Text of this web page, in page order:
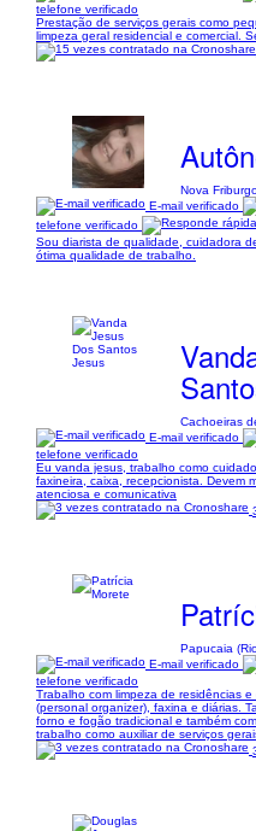
telefone verificado
Prestação de serviços gerais como
limpeza geral residencial e comercial.
Nova
E-mail verificado
telefone verificado
Sou diarista de qualidade, cuidadora
ótima qualidade de trabalho.
Cachoeiras
E-mail verificado
telefone verificado
Eu vanda jesus, trabalho como
faxineira, caixa, recepcionista. Devem
atenciosa e comunicativa
Papucaia
E-mail verificado
telefone verificado
Trabalho com limpeza de residências
(personal organizer), faxina e diárias.
forno e fogão tradicional e também
trabalho como auxiliar de serviços